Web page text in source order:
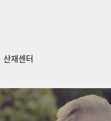
산재센터